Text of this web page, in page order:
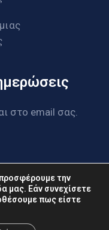
στο email σας.
παντός
την
μας. Εάν συνεχίσετε
πως είστε